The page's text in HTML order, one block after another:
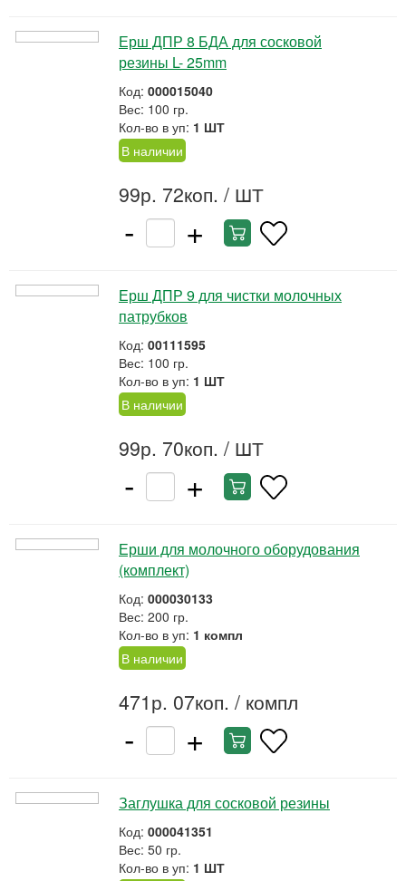
Ерш ДПР 8 БДА для сосковой
резины L- 25mm
Код: 000015040
Вес: 100 гр.
Кол-во в уп: 1 ШТ
В наличии
99р. 72коп. / ШТ
- +
Ерш ДПР 9 для чистки молочных
патрубков
Код: 00111595
Вес: 100 гр.
Кол-во в уп: 1 ШТ
В наличии
99р. 70коп. / ШТ
- +
Ерши для молочного оборудования
(комплект)
Код: 000030133
Вес: 200 гр.
Кол-во в уп: 1 компл
В наличии
471р. 07коп. / компл
- +
Заглушка для сосковой резины
Код: 000041351
Вес: 50 гр.
Кол-во в уп: 1 ШТ